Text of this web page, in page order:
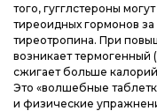
того, гугглстероны
тиреоидных гормонов
тиреотропина. При
возникает
сжигает больше
Это «волшебные
и физические